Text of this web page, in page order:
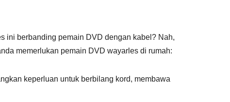
ini berbanding pemain DVD dengan kabel? Nah,
memerlukan pemain DVD wayarles di rumah:
keperluan untuk berbilang kord, membawa